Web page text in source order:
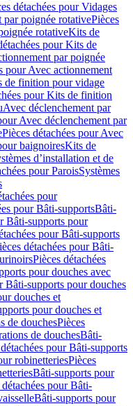
détachées pour Vidages
par poignée rotativePièces
rotativeKits de
pour Kits de
par poignée
pour Avec actionnement
de finition pour vidage
pour Kits de finition
Avec déclenchement par
Avec déclenchement par
Pièces détachées pour Avec
baignoiresKits de
d’installation et de
pour ParoisSystèmes
pour
pour Bâti-supportsBâti-
Bâti-supports pour
pour Bâti-supports
détachées pour Bâti-
Pièces détachées
pour douches avec
Bâti-supports pour douches
douches et
pour douches et
de douchesPièces
de douchesBâti-
pour Bâti-supports
robinetteriesPièces
Bâti-supports pour
détachées pour Bâti-
Bâti-supports pour